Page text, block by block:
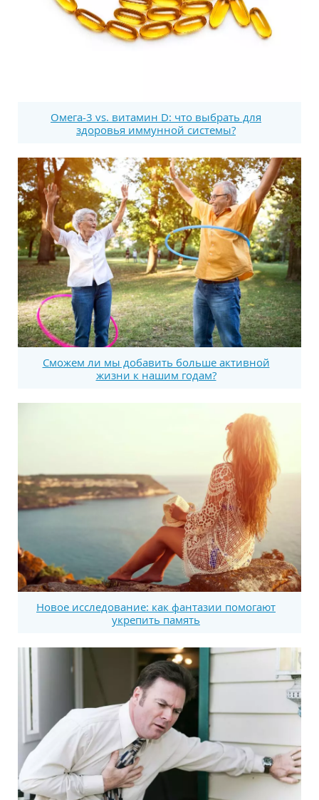
Омега-3 vs. витамин D: что выбрать для
здоровья иммунной системы?
Сможем ли мы добавить больше активной
жизни к нашим годам?
Новое исследование: как фантазии помогают
укрепить память